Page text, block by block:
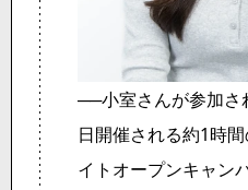
──小室さんが参加さ
日開催される約1時
イトオープンキャン